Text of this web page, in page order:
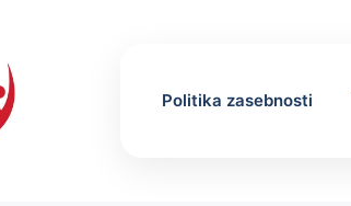
Politika zasebnosti